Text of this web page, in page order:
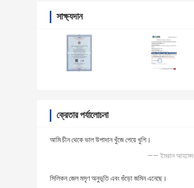
সাক্ষ্যদান
ক্রেতার পর্যালোচনা
আমি চীন থেকে ভাল উপাদান খুঁজে পেয়ে খুশি।
—— ইমরান আহমেদ
সিলিকন জেল মসৃণ অনুভূতি এবং গুঁড়ো জমিন এনেছে।